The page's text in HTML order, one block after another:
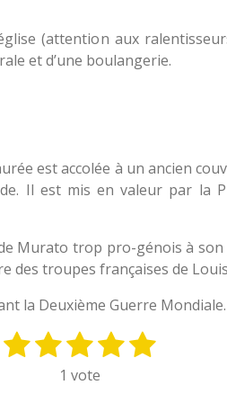
(attention aux
et d’une boulangerie.
est accolée à un ancien
Il est mis en valeur par la
Murato trop pro-génois à
des troupes françaises de Louis
la Deuxième Guerre Mondiale.
1 2 3
é
4
é
5
1 vote